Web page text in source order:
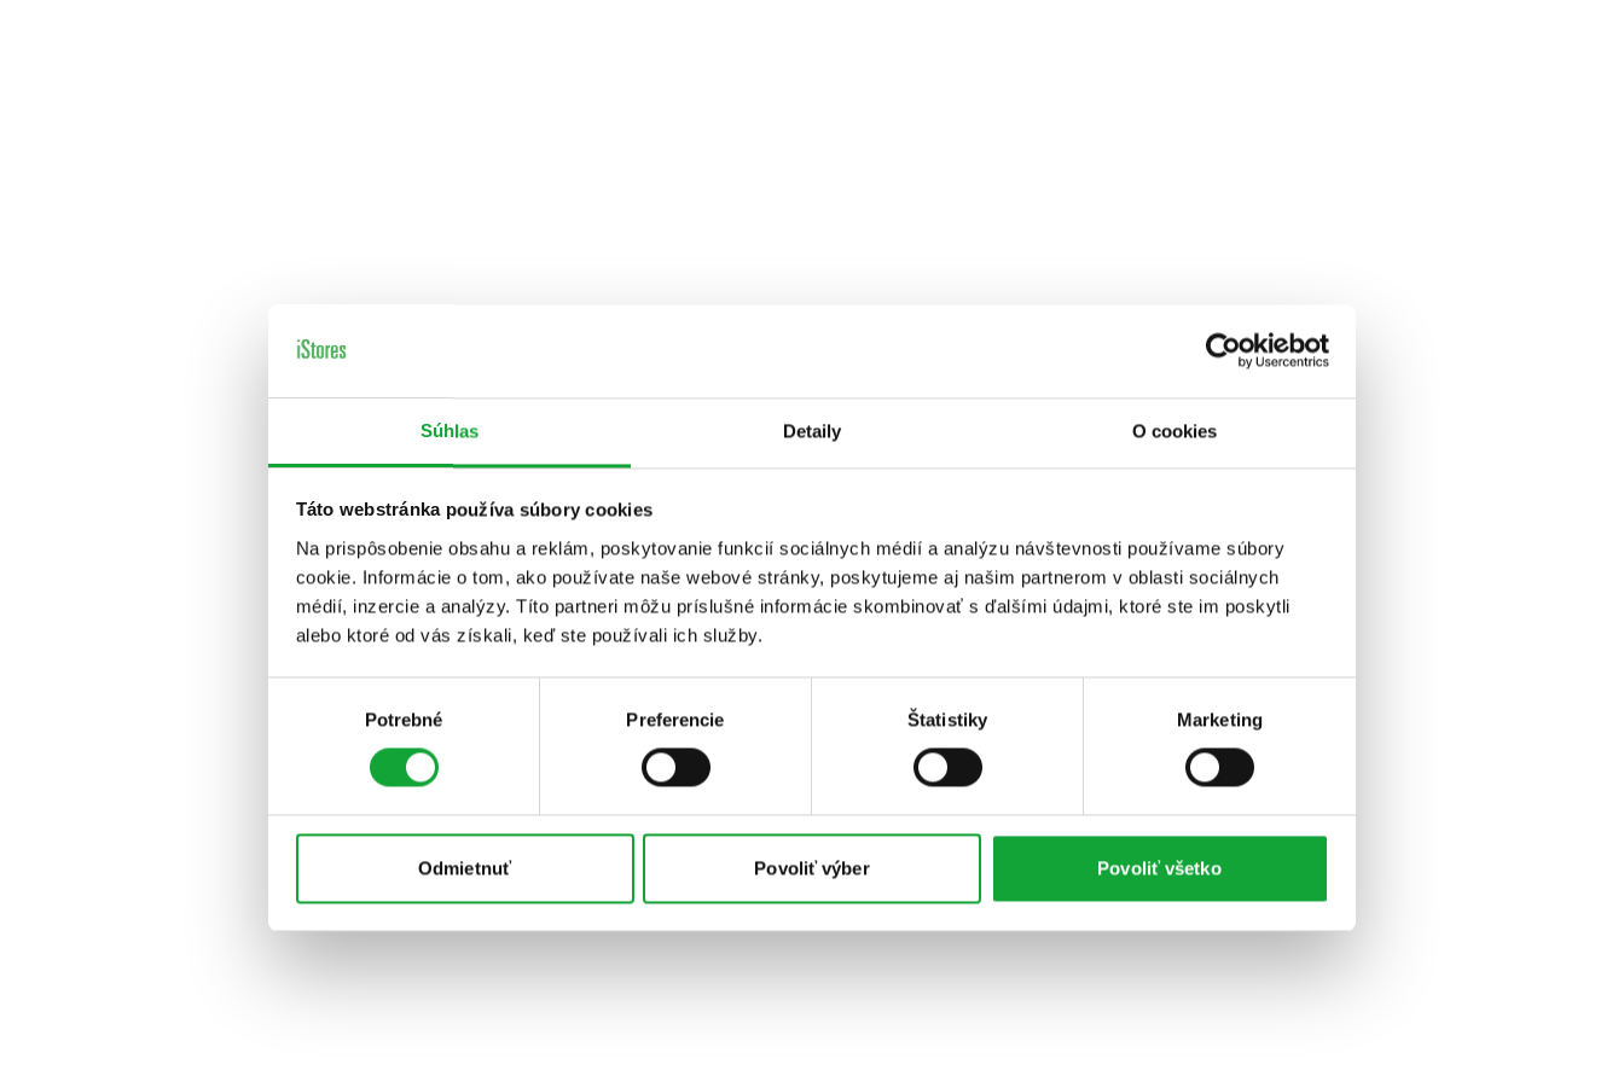
Súhlas Detaily O cookies
Táto webstránka používa súbory cookies
Na prispôsobenie obsahu a reklám, poskytovanie funkcií sociálnych médií a analýzu návštevnosti používame súbory
cookie. Informácie o tom, ako používate naše webové stránky, poskytujeme aj našim partnerom v oblasti sociálnych
médií, inzercie a analýzy. Títo partneri môžu príslušné informácie skombinovať s ďalšími údajmi, ktoré ste im poskytli
alebo ktoré od vás získali, keď ste používali ich služby.
Potrebné Preferencie Štatistiky Marketing
Odmietnuť Povoliť výber Povoliť všetko